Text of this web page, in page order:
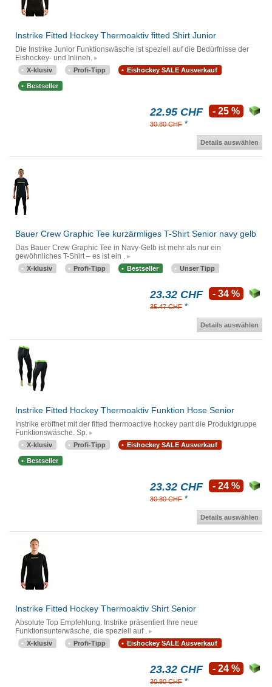
Instrike Fitted Hockey Thermoaktiv fitted Shirt Junior
Die Instrike Junior Funktionswäsche ist speziell auf die Bedürfnisse der
Eishockey- und Inlineh.
X-klusiv Profi-Tipp Eishockey SALE Ausverkauf
Bestseller
22.95 CHF
30.80 CHF *
- 25 %
Details auswählen
Bauer Crew Graphic Tee kurzärmliges T-Shirt Senior navy gelb
Das Bauer Crew Graphic Tee in Navy-Gelb ist mehr als nur ein
gewöhnliches T-Shirt – es ist ein .
X-klusiv Profi-Tipp Bestseller Unser Tipp
23.32 CHF
35.47 CHF *
- 34 %
Details auswählen
Instrike Fitted Hockey Thermoaktiv Funktion Hose Senior
Instrike eröffnet mit der fitted thermoactive hockey pant die Produktgruppe
Funktionswäsche. Sp.
X-klusiv Profi-Tipp Eishockey SALE Ausverkauf
Bestseller
23.32 CHF
30.80 CHF *
- 24 %
Details auswählen
Instrike Fitted Hockey Thermoaktiv Shirt Senior
Absolute Top Empfehlung. Instrike präsentiert Ihre neue
Funktionsunterwäsche, die speziell auf .
X-klusiv Profi-Tipp Eishockey SALE Ausverkauf
23.32 CHF
30.80 CHF *
- 24 %